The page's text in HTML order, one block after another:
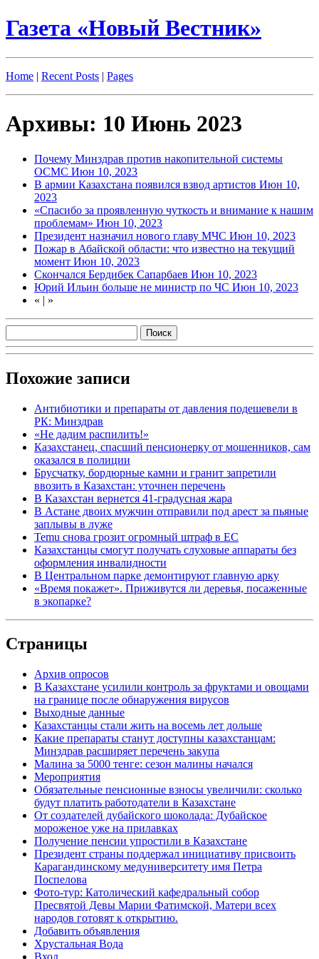
Газета «Новый Вестник»
Home | Recent Posts | Pages
Архивы: 10 Июнь 2023
Почему Минздрав против накопительной системы
ОСМС Июн 10, 2023
В армии Казахстана появился взвод артистов Июн 10,
2023
«Спасибо за проявленную чуткость и внимание к нашим
проблемам» Июн 10, 2023
Президент назначил нового главу МЧС Июн 10, 2023
Пожар в Абайской области: что известно на текущий
момент Июн 10, 2023
Скончался Бердибек Сапарбаев Июн 10, 2023
Юрий Ильин больше не министр по ЧС Июн 10, 2023
« | »
Похожие записи
Антибиотики и препараты от давления подешевели в
РК: Минздрав
«Не дадим распилить!»
Казахстанец, спасший пенсионерку от мошенников, сам
оказался в полиции
Брусчатку, бордюрные камни и гранит запретили
ввозить в Казахстан: уточнен перечень
В Казахстан вернется 41-градусная жара
В Астане двоих мужчин отправили под арест за пьяные
заплывы в луже
Temu снова грозит огромный штраф в ЕС
Казахстанцы смогут получать слуховые аппараты без
оформления инвалидности
В Центральном парке демонтируют главную арку
«Время покажет». Приживутся ли деревья, посаженные
в экопарке?
Страницы
Архив опросов
В Казахстане усилили контроль за фруктами и овощами
на границе после обнаружения вирусов
Выходные данные
Казахстанцы стали жить на восемь лет дольше
Какие препараты станут доступны казахстанцам:
Минздрав расширяет перечень закупа
Малина за 5000 тенге: сезон малины начался
Мероприятия
Обязательные пенсионные взносы увеличили: сколько
будут платить работодатели в Казахстане
От создателей дубайского шоколада: Дубайское
мороженое уже на прилавках
Получение пенсии упростили в Казахстане
Президент страны поддержал инициативу присвоить
Карагандинскому медуниверситету имя Петра
Поспелова
Фото-тур: Католический кафедральный собор
Пресвятой Девы Марии Фатимской, Матери всех
народов готовят к открытию.
Добавить объявления
Хрустальная Вода